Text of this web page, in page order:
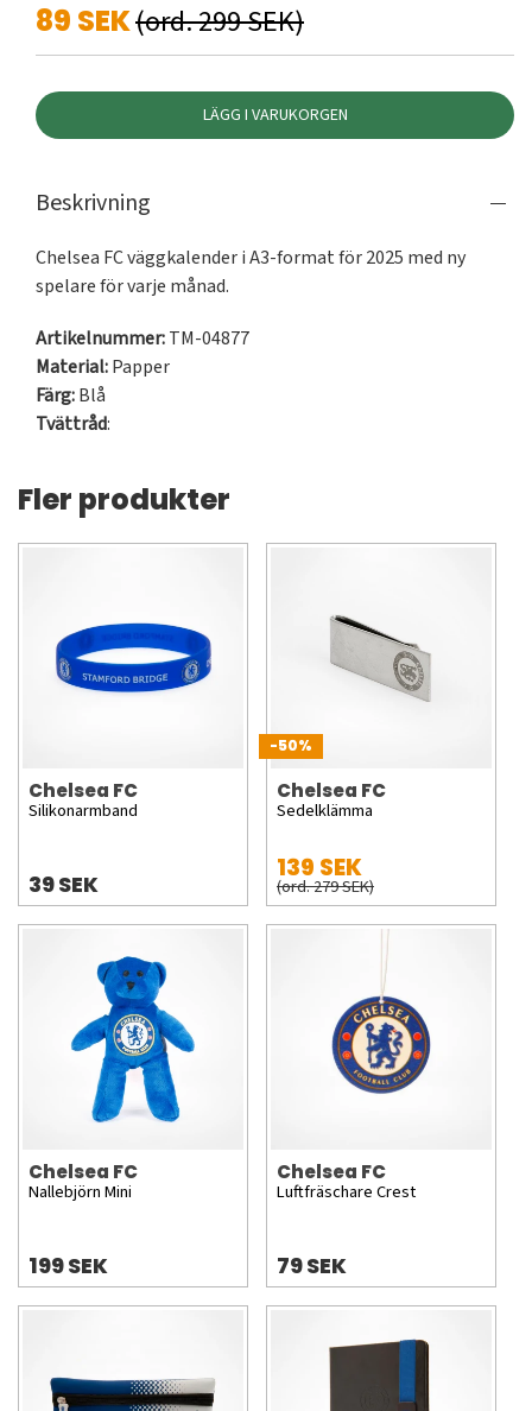
89 SEK(ord. 299 SEK)
LÄGG I VARUKORGEN
Beskrivning
Chelsea FC väggkalender i A3-format för 2025 med ny
spelare för varje månad.
Artikelnummer:TM-04877
Material:Papper
Färg:Blå
Tvättråd:
Fler produkter
Chelsea FC
Silikonarmband
39 SEK
-50%
Chelsea FC
Sedelklämma
139 SEK
(ord. 279 SEK)
Chelsea FC
Nallebjörn Mini
199 SEK
Chelsea FC
Luftfräschare Crest
79 SEK